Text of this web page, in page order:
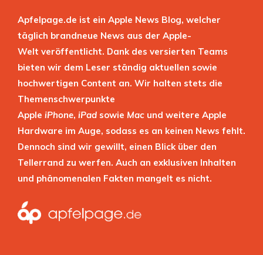
Apfelpage.de ist ein Apple News Blog, welcher
täglich brandneue News aus der Apple-
Welt veröffentlicht. Dank des versierten Teams
bieten wir dem Leser ständig aktuellen sowie
hochwertigen Content an. Wir halten stets die
Themenschwerpunkte
Apple iPhone, iPad sowie Mac und weitere Apple
Hardware im Auge, sodass es an keinen News fehlt.
Dennoch sind wir gewillt, einen Blick über den
Tellerrand zu werfen. Auch an exklusiven Inhalten
und phänomenalen Fakten mangelt es nicht.